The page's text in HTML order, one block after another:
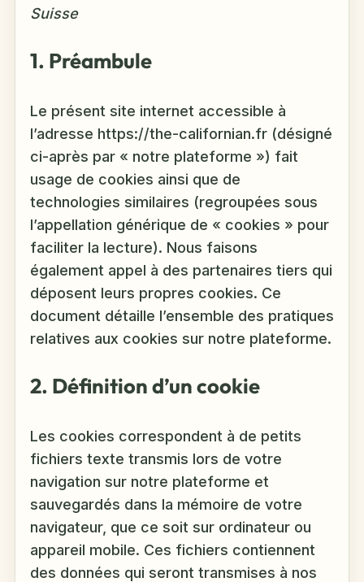
Suisse
1. Préambule
Le présent site internet accessible à
l’adresse https://the-californian.fr (désigné
ci-après par « notre plateforme ») fait
usage de cookies ainsi que de
technologies similaires (regroupées sous
l’appellation générique de « cookies » pour
faciliter la lecture). Nous faisons
également appel à des partenaires tiers qui
déposent leurs propres cookies. Ce
document détaille l’ensemble des pratiques
relatives aux cookies sur notre plateforme.
2. Définition d’un cookie
Les cookies correspondent à de petits
fichiers texte transmis lors de votre
navigation sur notre plateforme et
sauvegardés dans la mémoire de votre
navigateur, que ce soit sur ordinateur ou
appareil mobile. Ces fichiers contiennent
des données qui seront transmises à nos